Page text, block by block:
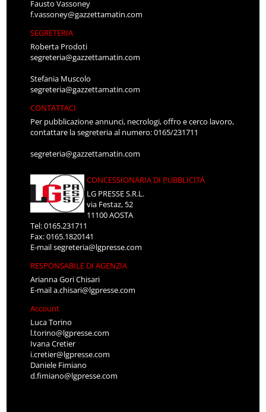
Fausto Vassoney
f.vassoney@gazzettamatin.com
SEGRETERIA
Roberta Prodoti
segreteria@gazzettamatin.com
Stefania Muscolo
segreteria@gazzettamatin.com
CONTATTACI
Per pubblicazione annunci, necrologi, offro e cerco lavoro,
contattare la segreteria al numero: 0165/231711
segreteria@gazzettamatin.com
CONCESSIONARIA DI PUBBLICITÀ
LG PRESSE S.R.L.
via Festaz, 52
11100 AOSTA
Tel: 0165.231711
Fax: 0165.1820141
E-mailsegreteria@lgpresse.com
RESPONSABILE DI AGENZIA
Arianna Gori Chisari
E-maila.chisari@lgpresse.com
Account
Luca Torino
l.torino@lgpresse.com
Ivana Cretier
i.cretier@lgpresse.com
Daniele Fimiano
d.fimiano@lgpresse.com